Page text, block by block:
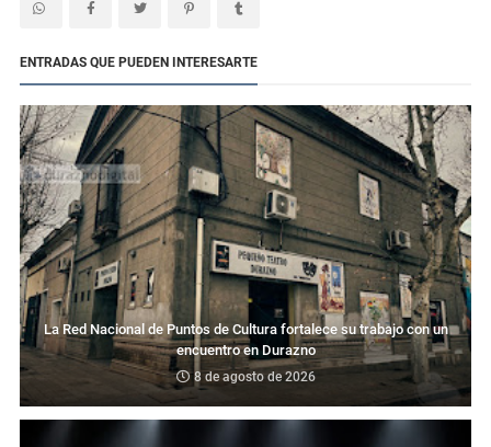
ENTRADAS QUE PUEDEN INTERESARTE
La Red Nacional de Puntos de Cultura fortalece su trabajo con un
encuentro en Durazno
8 de agosto de 2026